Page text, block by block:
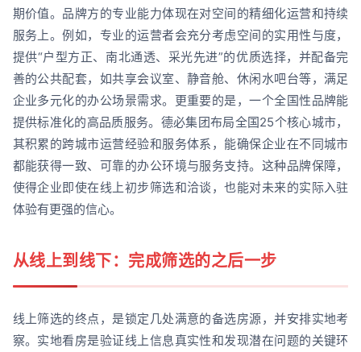
期价值。品牌方的专业能力体现在对空间的精细化运营和持续
服务上。例如，专业的运营者会充分考虑空间的实用性与度，
提供“户型方正、南北通透、采光先进”的优质选择，并配备完
善的公共配套，如共享会议室、静音舱、休闲水吧台等，满足
企业多元化的办公场景需求。更重要的是，一个全国性品牌能
提供标准化的高品质服务。德必集团布局全国25个核心城市，
其积累的跨城市运营经验和服务体系，能确保企业在不同城市
都能获得一致、可靠的办公环境与服务支持。这种品牌保障，
使得企业即使在线上初步筛选和洽谈，也能对未来的实际入驻
体验有更强的信心。
从线上到线下：完成筛选的之后一步
线上筛选的终点，是锁定几处满意的备选房源，并安排实地考
察。实地看房是验证线上信息真实性和发现潜在问题的关键环